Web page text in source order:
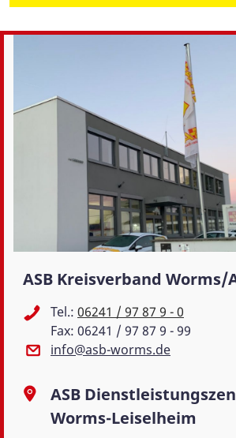
ASB Kreisverband Worms/
Tel.: 06241 / 97 87 9 - 0
Fax: 06241 / 97 87 9 - 99
info@asb-worms.de
ASB
Worms-Leiselheim